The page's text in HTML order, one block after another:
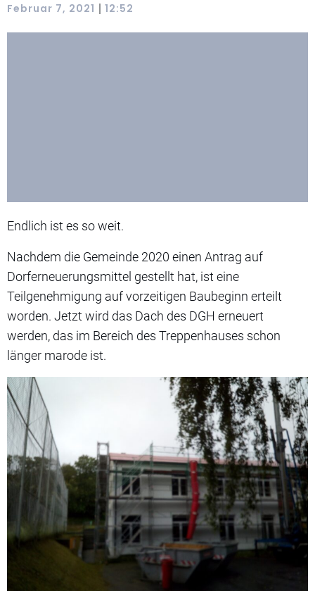
Februar 7, 2021 | 12:52
Endlich ist es so weit.
Nachdem die Gemeinde 2020 einen Antrag auf
Dorferneuerungsmittel gestellt hat, ist eine
Teilgenehmigung auf vorzeitigen Baubeginn erteilt
worden. Jetzt wird das Dach des DGH erneuert
werden, das im Bereich des Treppenhauses schon
länger marode ist.